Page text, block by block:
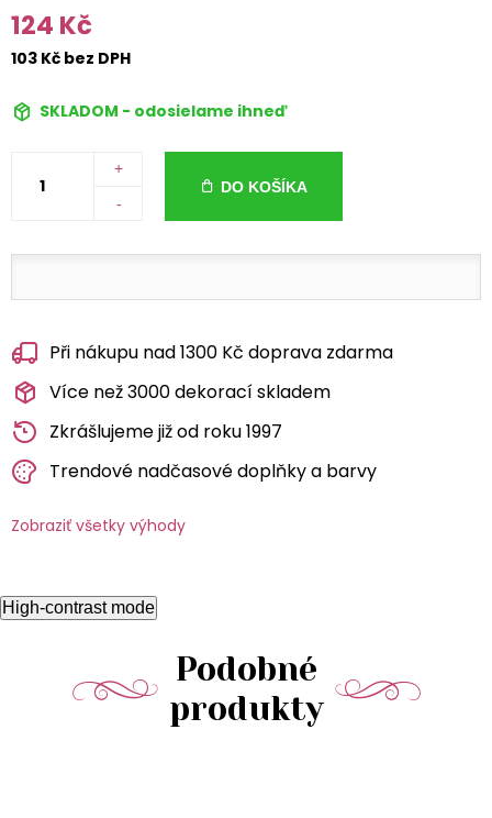
124 Kč
103 Kč bez DPH
SKLADOM - odosielame ihneď
+
-
DO KOŠÍKA
Při nákupu nad 1300 Kč doprava zdarma
Více než 3000 dekorací skladem
Zkrášlujeme již od roku 1997
Trendové nadčasové doplňky a barvy
Zobraziť všetky výhody
High-contrast mode
Podobné
produkty